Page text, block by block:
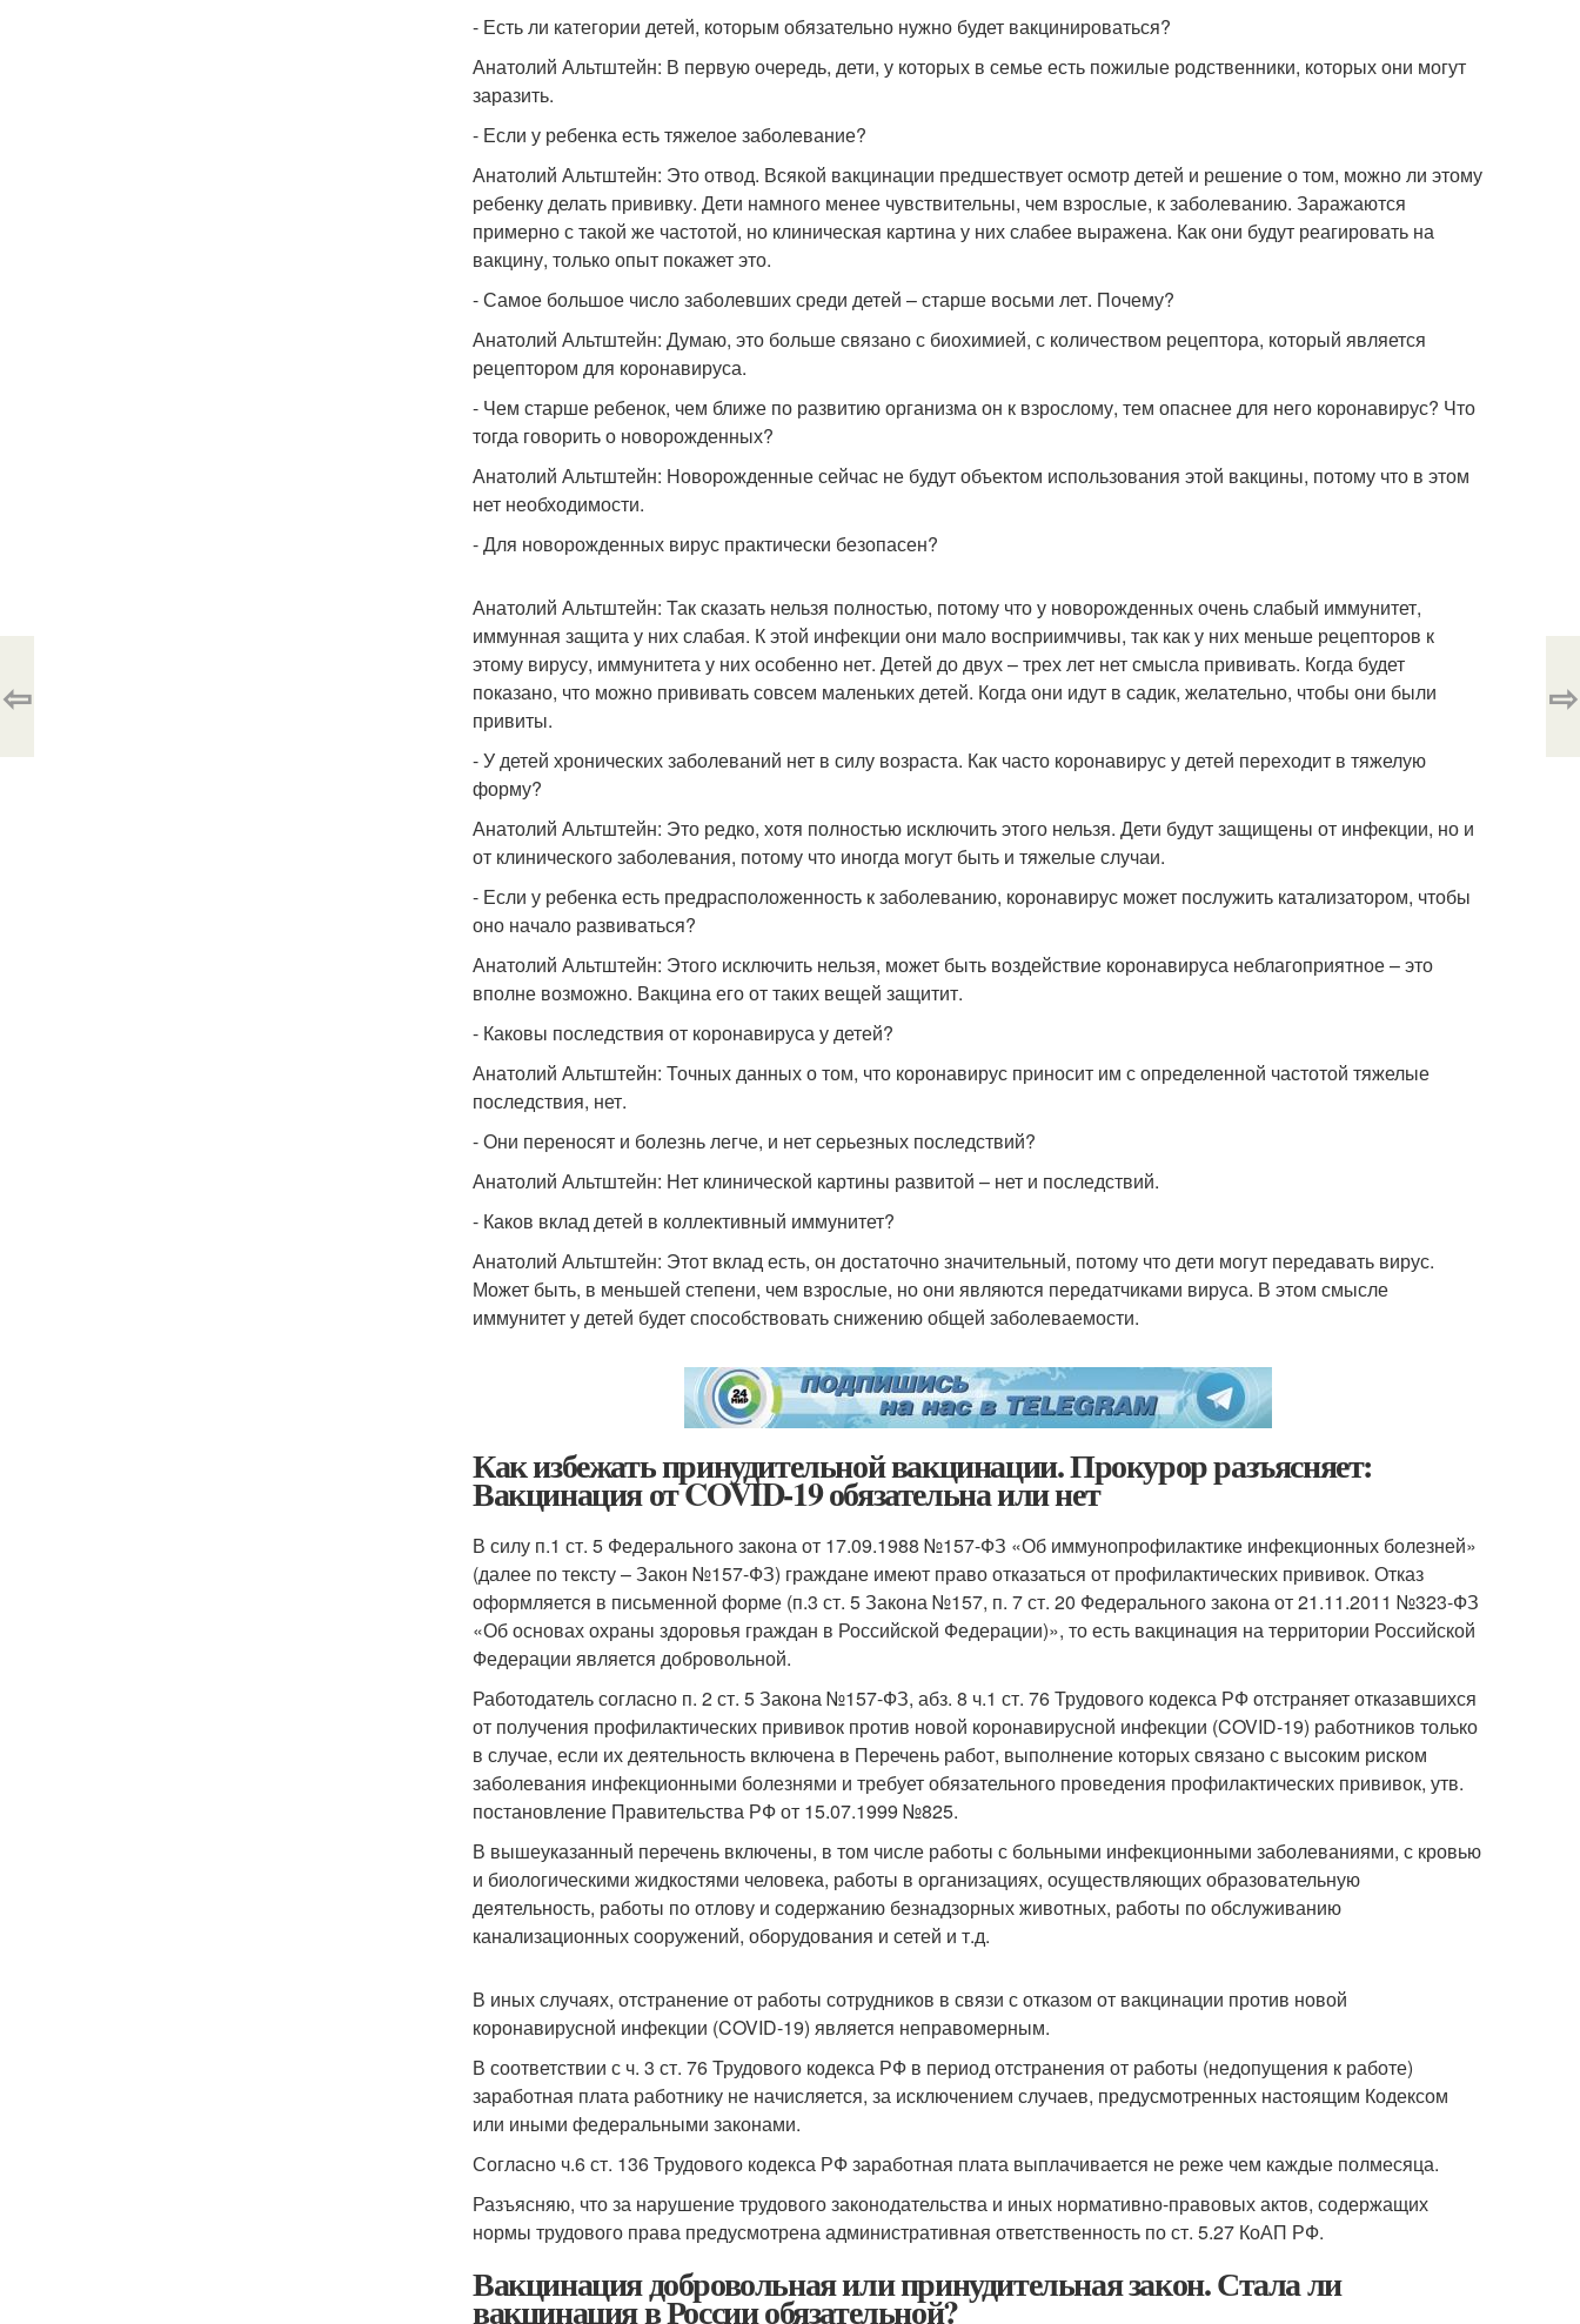
- Есть ли категории детей, которым обязательно нужно будет вакцинироваться?
Анатолий Альтштейн: В первую очередь, дети, у которых в семье есть пожилые родственники, которых они могут
заразить.
- Если у ребенка есть тяжелое заболевание?
Анатолий Альтштейн: Это отвод. Всякой вакцинации предшествует осмотр детей и решение о том, можно ли этому
ребенку делать прививку. Дети намного менее чувствительны, чем взрослые, к заболеванию. Заражаются
примерно с такой же частотой, но клиническая картина у них слабее выражена. Как они будут реагировать на
вакцину, только опыт покажет это.
- Самое большое число заболевших среди детей – старше восьми лет. Почему?
Анатолий Альтштейн: Думаю, это больше связано с биохимией, с количеством рецептора, который является
рецептором для коронавируса.
- Чем старше ребенок, чем ближе по развитию организма он к взрослому, тем опаснее для него коронавирус? Что
тогда говорить о новорожденных?
Анатолий Альтштейн: Новорожденные сейчас не будут объектом использования этой вакцины, потому что в этом
нет необходимости.
- Для новорожденных вирус практически безопасен?
Анатолий Альтштейн: Так сказать нельзя полностью, потому что у новорожденных очень слабый иммунитет,
иммунная защита у них слабая. К этой инфекции они мало восприимчивы, так как у них меньше рецепторов к
этому вирусу, иммунитета у них особенно нет. Детей до двух – трех лет нет смысла прививать. Когда будет
показано, что можно прививать совсем маленьких детей. Когда они идут в садик, желательно, чтобы они были
привиты.
- У детей хронических заболеваний нет в силу возраста. Как часто коронавирус у детей переходит в тяжелую
форму?
Анатолий Альтштейн: Это редко, хотя полностью исключить этого нельзя. Дети будут защищены от инфекции, но и
от клинического заболевания, потому что иногда могут быть и тяжелые случаи.
- Если у ребенка есть предрасположенность к заболеванию, коронавирус может послужить катализатором, чтобы
оно начало развиваться?
Анатолий Альтштейн: Этого исключить нельзя, может быть воздействие коронавируса неблагоприятное – это
вполне возможно. Вакцина его от таких вещей защитит.
- Каковы последствия от коронавируса у детей?
Анатолий Альтштейн: Точных данных о том, что коронавирус приносит им с определенной частотой тяжелые
последствия, нет.
- Они переносят и болезнь легче, и нет серьезных последствий?
Анатолий Альтштейн: Нет клинической картины развитой – нет и последствий.
- Каков вклад детей в коллективный иммунитет?
Анатолий Альтштейн: Этот вклад есть, он достаточно значительный, потому что дети могут передавать вирус.
Может быть, в меньшей степени, чем взрослые, но они являются передатчиками вируса. В этом смысле
иммунитет у детей будет способствовать снижению общей заболеваемости.
Как избежать принудительной вакцинации. Прокурор разъясняет:
Вакцинация от COVID-19 обязательна или нет
В силу п.1 ст. 5 Федерального закона от 17.09.1988 №157-ФЗ «Об иммунопрофилактике инфекционных болезней»
(далее по тексту – Закон №157-ФЗ) граждане имеют право отказаться от профилактических прививок. Отказ
оформляется в письменной форме (п.3 ст. 5 Закона №157, п. 7 ст. 20 Федерального закона от 21.11.2011 №323-ФЗ
«Об основах охраны здоровья граждан в Российской Федерации)», то есть вакцинация на территории Российской
Федерации является добровольной.
Работодатель согласно п. 2 ст. 5 Закона №157-ФЗ, абз. 8 ч.1 ст. 76 Трудового кодекса РФ отстраняет отказавшихся
от получения профилактических прививок против новой коронавирусной инфекции (COVID-19) работников только
в случае, если их деятельность включена в Перечень работ, выполнение которых связано с высоким риском
заболевания инфекционными болезнями и требует обязательного проведения профилактических прививок, утв.
постановление Правительства РФ от 15.07.1999 №825.
В вышеуказанный перечень включены, в том числе работы с больными инфекционными заболеваниями, с кровью
и биологическими жидкостями человека, работы в организациях, осуществляющих образовательную
деятельность, работы по отлову и содержанию безнадзорных животных, работы по обслуживанию
канализационных сооружений, оборудования и сетей и т.д.
В иных случаях, отстранение от работы сотрудников в связи с отказом от вакцинации против новой
коронавирусной инфекции (COVID-19) является неправомерным.
В соответствии с ч. 3 ст. 76 Трудового кодекса РФ в период отстранения от работы (недопущения к работе)
заработная плата работнику не начисляется, за исключением случаев, предусмотренных настоящим Кодексом
или иными федеральными законами.
Согласно ч.6 ст. 136 Трудового кодекса РФ заработная плата выплачивается не реже чем каждые полмесяца.
Разъясняю, что за нарушение трудового законодательства и иных нормативно-правовых актов, содержащих
нормы трудового права предусмотрена административная ответственность по ст. 5.27 КоАП РФ.
Вакцинация добровольная или принудительная закон. Стала ли
вакцинация в России обязательной?
⇦ ⇨